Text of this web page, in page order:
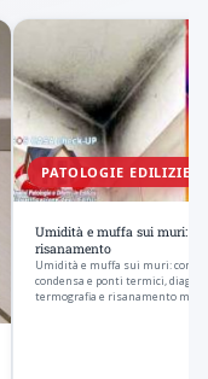
PATOLOGIE EDILIZIE
Umidità e muffa sui muri:
risanamento
Umidità e muffa sui muri: come
condensa e ponti termici,
termografia e risanamento